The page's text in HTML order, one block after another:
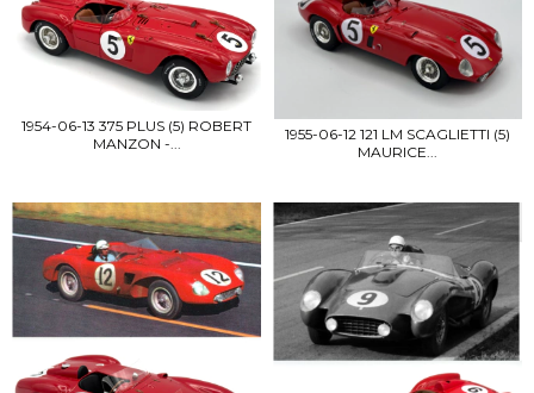
1954-06-13 375 PLUS (5) ROBERT
MANZON -...
1955-06-12 121 LM SCAGLIETTI (5)
MAURICE...